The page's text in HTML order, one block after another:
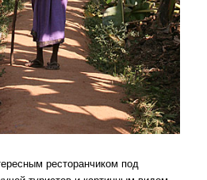
ресторанчиком под